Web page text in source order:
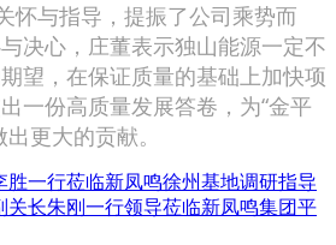
与指导，提振了公司乘势而
决心，庄董表示独山能源一定不
望，在保证质量的基础上加快项
一份高质量发展答卷，为“金平
更大的贡献。
胜一行莅临新凤鸣徐州基地调研指导
关长朱刚一行领导莅临新凤鸣集团平